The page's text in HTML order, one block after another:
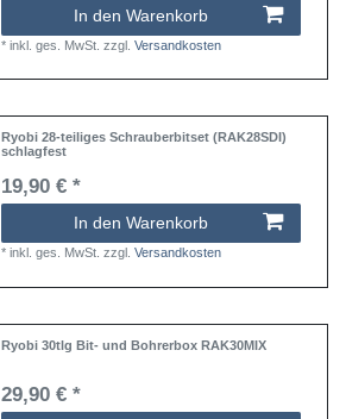
In den Warenkorb
*inkl. ges. MwSt. zzgl.Versandkosten
Ryobi 28-teiliges Schrauberbitset (RAK28SDI)
schlagfest
19,90 € *
In den Warenkorb
*inkl. ges. MwSt. zzgl.Versandkosten
Ryobi 30tlg Bit- und Bohrerbox RAK30MIX
29,90 € *